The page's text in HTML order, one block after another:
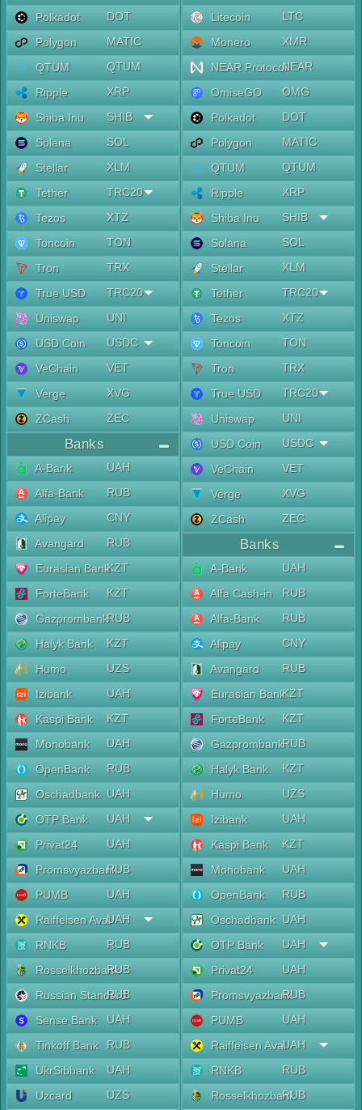
Polkadot
DOT
Polygon
MATIC
QTUM
QTUM
Ripple
XRP
Shiba Inu
SHIB
Solana
SOL
Stellar
XLM
Tether
TRC20
Tezos
XTZ
Toncoin
TON
Tron
TRX
True USD
TRC20
Uniswap
UNI
USD Coin
USDC
VeChain
VET
Verge
XVG
ZCash
ZEC
Banks
A-Bank
UAH
Alfa-Bank
RUB
Alipay
CNY
Avangard
RUB
Eurasian BankKZT
ForteBank
KZT
GazprombankRUB
Halyk Bank
KZT
Humo
UZS
Izibank
UAH
Kaspi Bank
KZT
Monobank
UAH
OpenBank
RUB
Oschadbank UAH
OTP Bank
UAH
Privat24
UAH
PromsvyazbankRUB
PUMB
UAH
Raiffeisen AvalUAH
RNKB
RUB
RosselkhozbankRUB
Russian Standard
RUB
Sense Bank
UAH
Tinkoff Bank
RUB
UkrSibbank
UAH
Uzcard
UZS
Litecoin
LTC
Monero
XMR
NEAR ProtocolNEAR
OmiseGO
OMG
Polkadot
DOT
Polygon
MATIC
QTUM
QTUM
Ripple
XRP
Shiba Inu
SHIB
Solana
SOL
Stellar
XLM
Tether
TRC20
Tezos
XTZ
Toncoin
TON
Tron
TRX
True USD
TRC20
Uniswap
UNI
USD Coin
USDC
VeChain
VET
Verge
XVG
ZCash
ZEC
Banks
A-Bank
UAH
Alfa Cash-in
RUB
Alfa-Bank
RUB
Alipay
CNY
Avangard
RUB
Eurasian BankKZT
ForteBank
KZT
GazprombankRUB
Halyk Bank
KZT
Humo
UZS
Izibank
UAH
Kaspi Bank
KZT
Monobank
UAH
OpenBank
RUB
Oschadbank UAH
OTP Bank
UAH
Privat24
UAH
PromsvyazbankRUB
PUMB
UAH
Raiffeisen AvalUAH
RNKB
RUB
RosselkhozbankRUB